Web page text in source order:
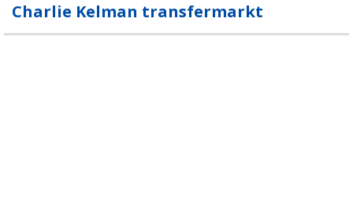
Charlie Kelman transfermarkt